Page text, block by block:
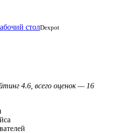
столDexpot
4.6, всего оценок — 16